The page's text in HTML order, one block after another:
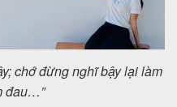
chớ đừng nghĩ bậy lại làm
đau…”